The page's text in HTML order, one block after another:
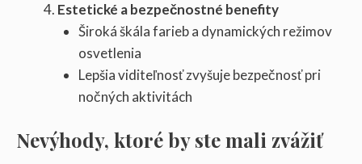
Estetické a bezpečnostné benefity
Široká škála farieb a dynamických režimov
osvetlenia
Lepšia viditeľnosť zvyšuje bezpečnosť pri
nočných aktivitách
Nevýhody, ktoré by ste mali zvážiť